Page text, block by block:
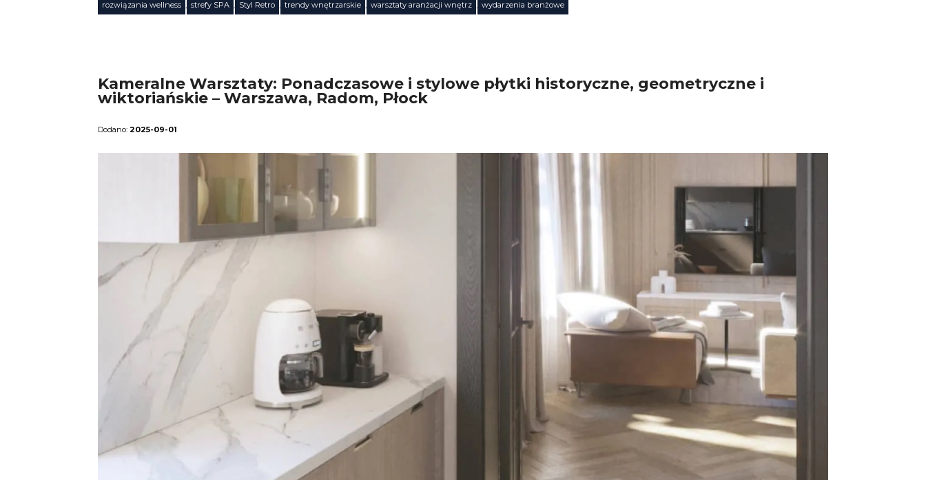
rozwiązania wellness , strefy SPA , Styl Retro , trendy wnętrzarskie , warsztaty aranżacji wnętrz , wydarzenia branżowe
Kameralne Warsztaty: Ponadczasowe i stylowe płytki historyczne, geometryczne i
wiktoriańskie – Warszawa, Radom, Płock
2025-09-01